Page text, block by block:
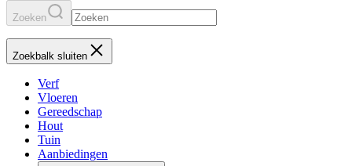
Zoeken
Zoekbalk sluiten
Verf
Vloeren
Gereedschap
Hout
Tuin
Aanbiedingen